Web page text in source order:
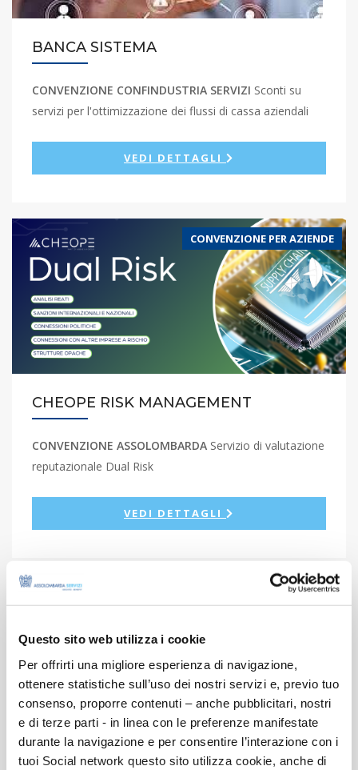
Questo sito web utilizza i cookie
Per offrirti una migliore esperienza di navigazione,
ottenere statistiche sull’uso dei nostri servizi e, previo tuo
consenso, proporre contenuti – anche pubblicitari, nostri
e di terze parti - in linea con le preferenze manifestate
durante la navigazione e per consentire l’interazione con i
tuoi Social network questo sito utilizza cookie, anche di
BANCA SISTEMA
CONVENZIONE CONFINDUSTRIA SERVIZI Sconti su
servizi per l'ottimizzazione dei flussi di cassa aziendali
VEDI DETTAGLI
CONVENZIONE PER AZIENDE
CHEOPE RISK MANAGEMENT
CONVENZIONE ASSOLOMBARDA Servizio di valutazione
reputazionale Dual Risk
VEDI DETTAGLI
CONVENZIONE PER AZIENDE